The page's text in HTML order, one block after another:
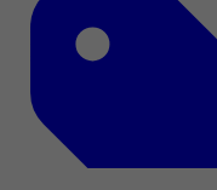
1938
14 mei 2022
Komedie, Comedy,
Family, Western, Sci-Fi,
Animation, Short